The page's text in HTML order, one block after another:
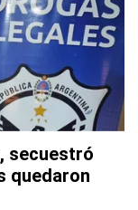
secuestró
quedaron